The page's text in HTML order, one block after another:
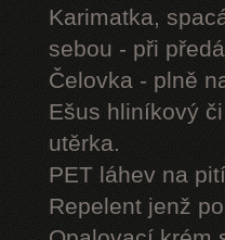
Karimatka,
sebou - při
Čelovka - plně
Ešus hliníkový
utěrka.
PET láhev na
Repelent jenž